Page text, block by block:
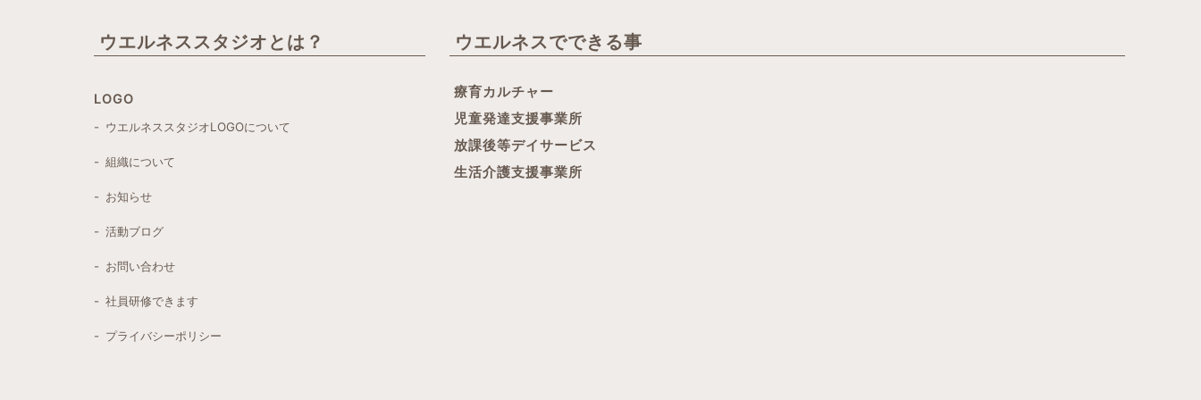
ウエルネススタジオとは？
LOGO
- ウエルネススタジオLOGOについて
- 組織について
- お知らせ
- 活動ブログ
- お問い合わせ
- 社員研修できます
- プライバシーポリシー
ウエルネスでできる事
療育カルチャー
児童発達支援事業所
放課後等デイサービス
生活介護支援事業所